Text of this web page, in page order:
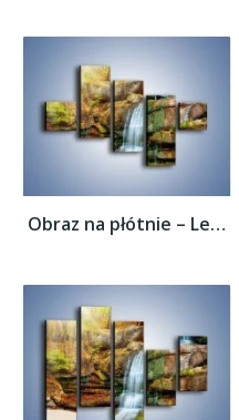
Obraz na płótnie – Leśne podłoże późną...